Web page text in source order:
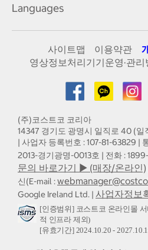
Languages
사이트맵 이용약관
영상정보처리기기운영·관리
(주)코스트코 코리아
14347 경기도 광명시 일직로 40 (일
| 사업자 등록번호 : 107-81-63829 |
2013-경기광명-0013호 | 전화 :
문의 바로가기 ▶ (매장/온라인)
신(E-mail :
Google Ireland Ltd. | 사업자정보
[인증범위] 코스트코 온라인몰
적 인프라 제외)
[유효기간] 2024.10.20 -